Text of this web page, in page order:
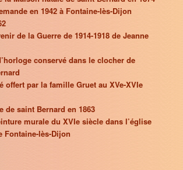
en 1942 à Fontaine-lès-Dijon
de la Guerre de 1914-1918 de Jeanne
conservé dans le clocher de
offert par la famille Gruet au XVe-XVIe
de saint Bernard en 1863
murale du XVIe siècle dans l’église
Fontaine-lès-Dijon